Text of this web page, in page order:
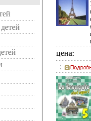
цена: